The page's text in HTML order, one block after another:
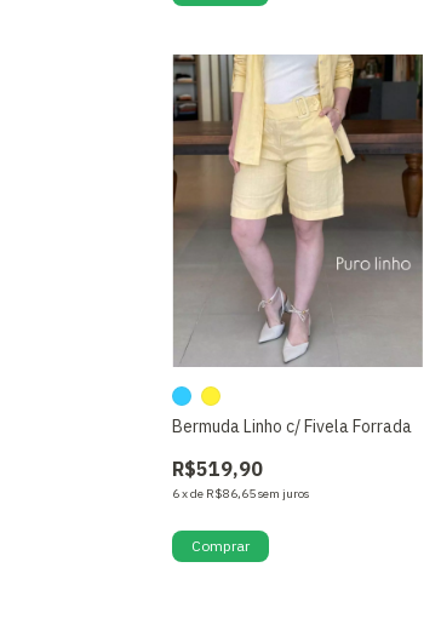
Bermuda Linho c/ Fivela Forrada
R$519,90
6xde R$86,65sem juros
Comprar